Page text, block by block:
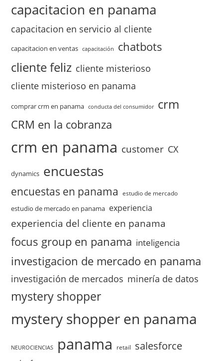
capacitacion en panama
capacitacion en servicio al cliente
capacitacion en ventas capacitación chatbots
cliente feliz cliente misterioso
cliente misterioso en panama
comprar crm en panama conducta del consumidor crm
CRM en la cobranza
crm en panama customer CX
dynamics encuestas
encuestas en panama estudio de mercado
estudio de mercado en panama experiencia
experiencia del cliente en panama
focus group en panama inteligencia
investigacion de mercado en panama
investigación de mercados minería de datos
mystery shopper
mystery shopper en panama
NEUROCIENCIAS panama retail salesforce